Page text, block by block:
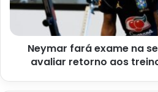
para
retorno
treinos
Neymar fará exame na
avaliar retorno aos